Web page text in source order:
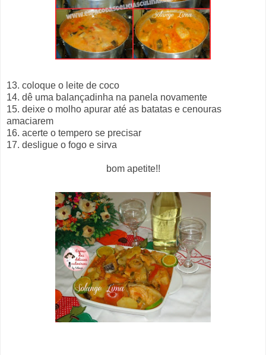
13. coloque o leite de coco
14. dê uma balançadinha na panela novamente
15. deixe o molho apurar até as batatas e cenouras
amaciarem
16. acerte o tempero se precisar
17. desligue o fogo e sirva
bom apetite!!